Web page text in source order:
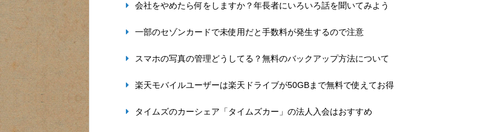
会社をやめたら何をしますか？年長者にいろいろ話を聞いてみよう
一部のセゾンカードで未使用だと手数料が発生するので注意
スマホの写真の管理どうしてる？無料のバックアップ方法について
楽天モバイルユーザーは楽天ドライブが50GBまで無料で使えてお得
タイムズのカーシェア「タイムズカー」の法人入会はおすすめ